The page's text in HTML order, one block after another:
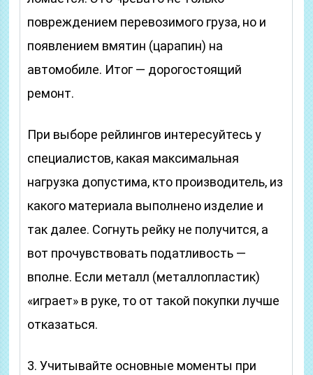
повреждением перевозимого груза, но и
появлением вмятин (царапин) на
автомобиле. Итог — дорогостоящий
ремонт.
При выборе рейлингов интересуйтесь у
специалистов, какая максимальная
нагрузка допустима, кто производитель, из
какого материала выполнено изделие и
так далее. Согнуть рейку не получится, а
вот прочувствовать податливость —
вполне. Если металл (металлопластик)
«играет» в руке, то от такой покупки лучше
отказаться.
3. Учитывайте основные моменты при